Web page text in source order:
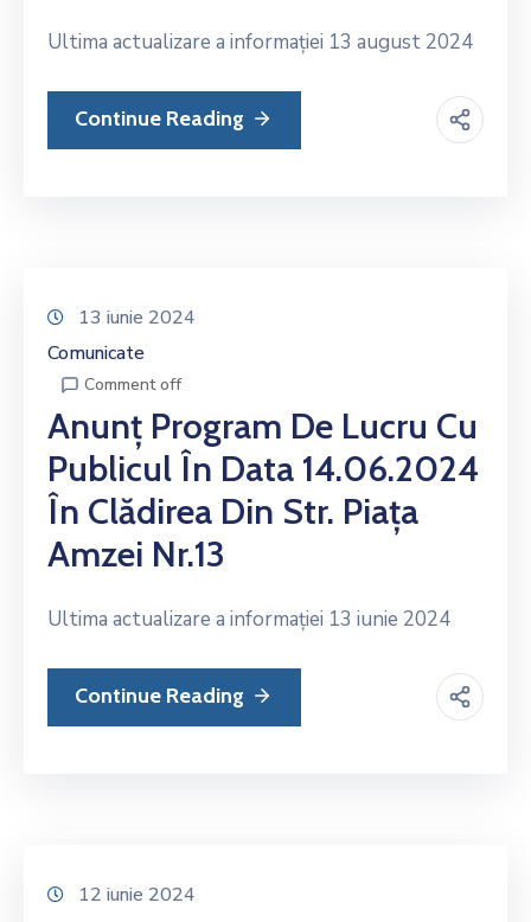
Ultima actualizare a informației 13 august 2024
Continue Reading
13 iunie 2024
Comunicate
Comment off
Anunț Program De Lucru Cu
Publicul În Data 14.06.2024
În Clădirea Din Str. Piața
Amzei Nr.13
Ultima actualizare a informației 13 iunie 2024
Continue Reading
12 iunie 2024